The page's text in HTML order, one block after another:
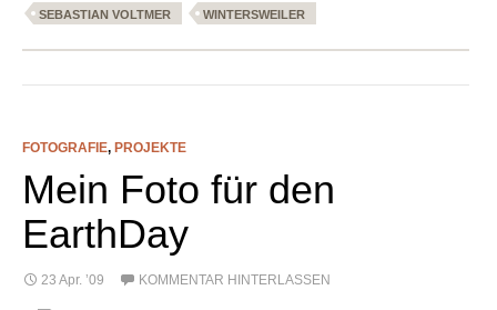
SEBASTIAN VOLTMER
WINTERSWEILER
FOTOGRAFIE, PROJEKTE
Mein Foto für den
EarthDay
23 Apr. ’09 KOMMENTAR HINTERLASSEN